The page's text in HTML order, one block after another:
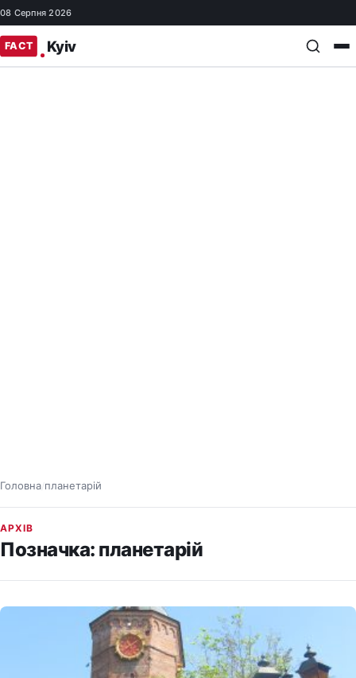
08 Серпня 2026
Головна/ планетарій
АРХІВ
Позначка: планетарій